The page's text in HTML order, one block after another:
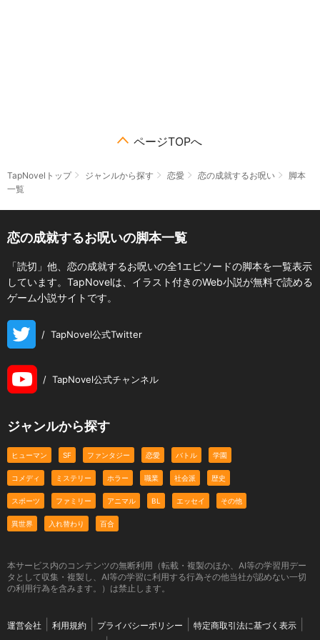
ページTOPへ
TapNovelトップ ジャンルから探す 恋愛 恋の成就するお呪い
脚本
一覧
恋の成就するお呪いの脚本一覧
「読切」他、恋の成就するお呪いの全1エピソードの脚本を一覧表示
しています。TapNovelは、イラスト付きのWeb小説が無料で読める
ゲーム小説サイトです。
/ TapNovel公式Twitter
/ TapNovel公式チャンネル
ジャンルから探す
ヒューマン SF ファンタジー 恋愛 バトル 学園
コメディ ミステリー ホラー 職業 社会派 歴史
スポーツ ファミリー アニマル BL エッセイ その他
異世界 入れ替わり 百合
本サービス内のコンテンツの無断利用（転載・複製のほか、AI等の学習用デー
タとして収集・複製し、AI等の学習に利用する行為その他当社が認めない一切
の利用行為を含みます。）は禁止します。
運営会社 利用規約 プライバシーポリシー
特定商取引法に基づく表示